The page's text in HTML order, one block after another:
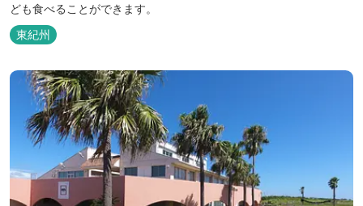
ども食べることができます。
東紀州